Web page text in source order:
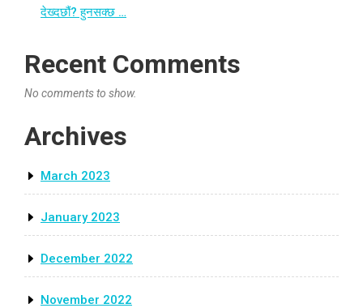
देख्दछौं? हुनसक्छ …
Recent Comments
No comments to show.
Archives
March 2023
January 2023
December 2022
November 2022